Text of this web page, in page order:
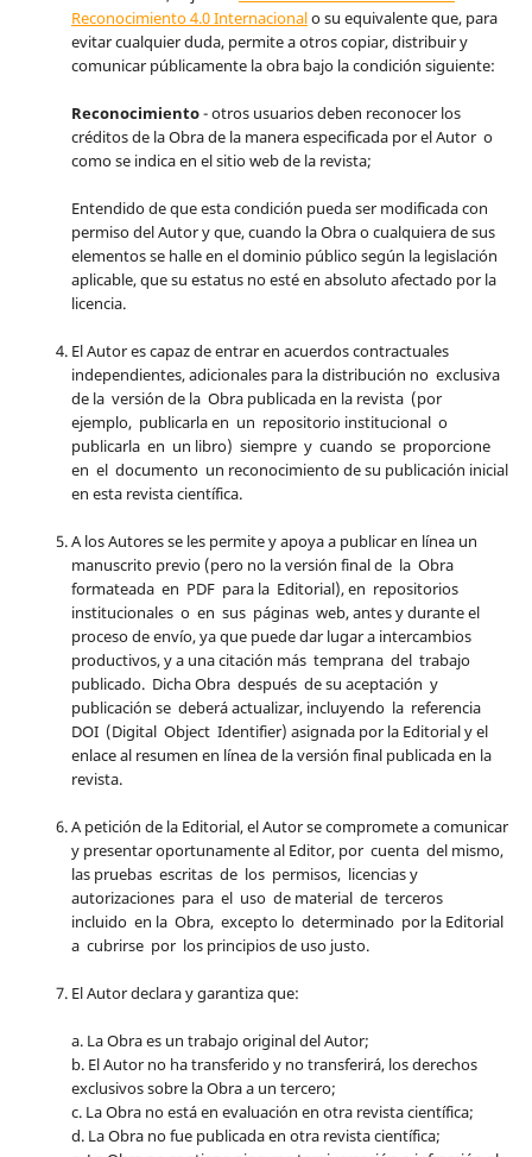
Reconocimiento 4.0 Internacionalo su equivalente que, para
evitar cualquier duda, permite a otros copiar, distribuir y
comunicar públicamente la obra bajo la condición siguiente:
Reconocimiento- otros usuarios deben reconocer los
créditos de la Obra de la manera especificada por el Autor o
como se indica en el sitio web de la revista;
Entendido de que esta condición pueda ser modificada con
permiso del Autor y que, cuando la Obra o cualquiera de sus
elementos se halle en el dominio público según la legislación
aplicable, que su estatus no esté en absoluto afectado por la
licencia.
El Autor es capaz de entrar en acuerdos contractuales
independientes, adicionales para la distribución no exclusiva
de la versión de la Obra publicada en la revista (por
ejemplo, publicarla en un repositorio institucional o
publicarla en un libro) siempre y cuando se proporcione
en el documento un reconocimiento de su publicación inicial
en esta revista científica.
A los Autores se les permite y apoya a publicar en línea un
manuscrito previo (pero no la versión final de la Obra
formateada en PDF para la Editorial), en repositorios
institucionales o en sus páginas web, antes y durante el
proceso de envío, ya que puede dar lugar a intercambios
productivos, y a una citación más temprana del trabajo
publicado. Dicha Obra después de su aceptación y
publicación se deberá actualizar, incluyendo la referencia
DOI (Digital Object Identifier) asignada por la Editorial y el
enlace al resumen en línea de la versión final publicada en la
revista.
A petición de la Editorial, el Autor se compromete a comunicar
y presentar oportunamente al Editor, por cuenta del mismo,
las pruebas escritas de los permisos, licencias y
autorizaciones para el uso de material de terceros
incluido en la Obra, excepto lo determinado por la Editorial
a cubrirse por los principios de uso justo.
El Autor declara y garantiza que:
a. La Obra es un trabajo original del Autor;
b. El Autor no ha transferido y no transferirá, los derechos
exclusivos sobre la Obra a un tercero;
c. La Obra no está en evaluación en otra revista científica;
d. La Obra no fue publicada en otra revista científica;